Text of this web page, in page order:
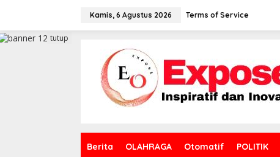
a
Kamis, 6 Agustus 2026 Terms of Service
Berita OLAHRAGA Otomatif POLITIK
tutup